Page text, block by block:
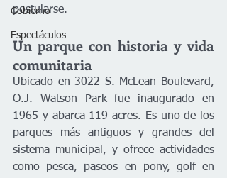
Gobierno
Espectáculos
postularse.
Un parque con historia y vida
comunitaria
Ubicado en 3022 S. McLean Boulevard,
O.J. Watson Park fue inaugurado en
1965 y abarca 119 acres. Es uno de los
parques más antiguos y grandes del
sistema municipal, y ofrece actividades
como pesca, paseos en pony, golf en